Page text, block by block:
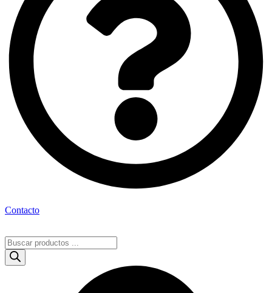
Contacto
Búsqueda
de
productos